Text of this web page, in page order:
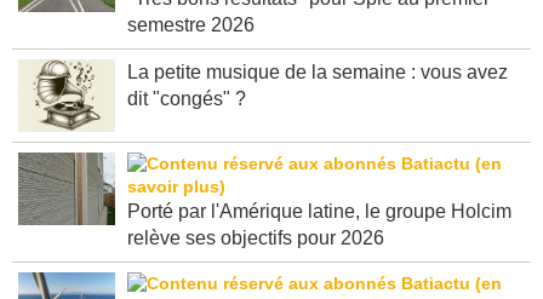
"Très bons résultats" pour Spie au premier
La petite musique de la semaine : vous avez
Porté par l'Amérique latine, le groupe Holcim